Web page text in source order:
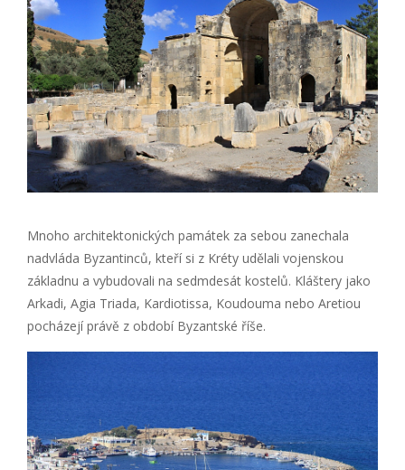
Mnoho architektonických památek za sebou zanechala
nadvláda Byzantinců, kteří si z Kréty udělali vojenskou
základnu a vybudovali na sedmdesát kostelů. Kláštery jako
Arkadi, Agia Triada, Kardiotissa, Koudouma nebo Aretiou
pocházejí právě z období Byzantské říše.